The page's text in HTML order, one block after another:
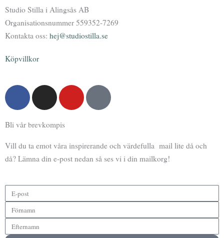
Studio Stilla i Alingsås AB
Organisationsnummer 559352-7269
Kontakta oss: hej@studiostilla.se
Köpvillkor
F
e
b
o
o
I
t
a
g
r
m
Y
u
b
e
P
a
s
t
Bli vår brevkompis
Vill du ta emot våra inspirerande och värdefulla mail lite då och
då? Lämna din e-post nedan så ses vi i din mailkorg!